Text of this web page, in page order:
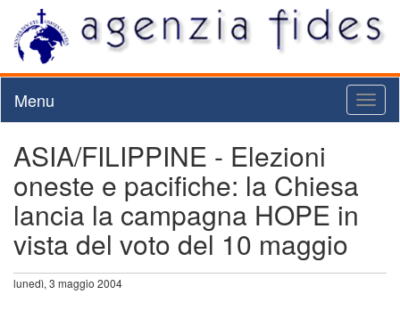
Menu
ASIA/FILIPPINE - Elezioni
oneste e pacifiche: la Chiesa
lancia la campagna HOPE in
vista del voto del 10 maggio
lunedì, 3 maggio 2004